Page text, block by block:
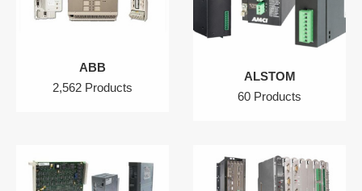
ABB
2,562 Products
ALSTOM
60 Products